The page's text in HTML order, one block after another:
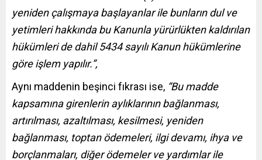
yeniden çalışmaya başlayanlar ile bunların dul ve
yetimleri hakkında bu Kanunla yürürlükten kaldırılan
hükümleri de dahil 5434 sayılı Kanun hükümlerine
göre işlem yapılır.”,
Aynı maddenin beşinci fıkrası ise, “Bu madde
kapsamına girenlerin aylıklarının bağlanması,
artırılması, azaltılması, kesilmesi, yeniden
bağlanması, toptan ödemeleri, ilgi devamı, ihya ve
borçlanmaları, diğer ödemeler ve yardımlar ile